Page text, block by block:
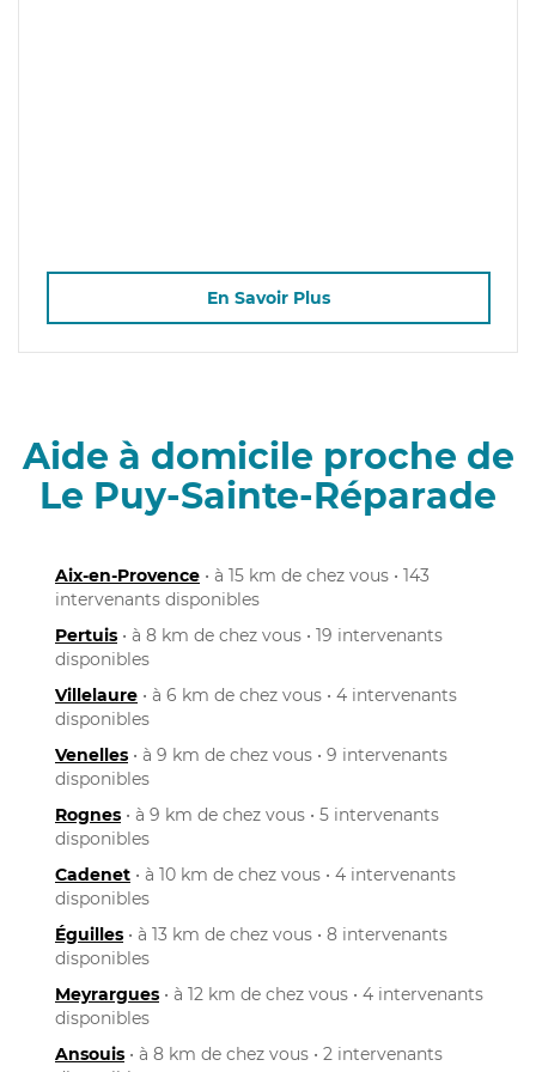
En Savoir Plus
Aide à domicile proche de
Le Puy-Sainte-Réparade
Aix-en-Provence • à 15 km de chez vous • 143
intervenants disponibles
Pertuis • à 8 km de chez vous • 19 intervenants
disponibles
Villelaure • à 6 km de chez vous • 4 intervenants
disponibles
Venelles • à 9 km de chez vous • 9 intervenants
disponibles
Rognes • à 9 km de chez vous • 5 intervenants
disponibles
Cadenet • à 10 km de chez vous • 4 intervenants
disponibles
Éguilles • à 13 km de chez vous • 8 intervenants
disponibles
Meyrargues • à 12 km de chez vous • 4 intervenants
disponibles
Ansouis • à 8 km de chez vous • 2 intervenants